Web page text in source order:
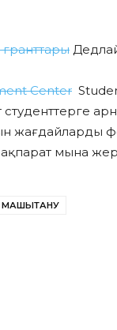
Center
ақпарат мына
МАШЫҚТАНУ